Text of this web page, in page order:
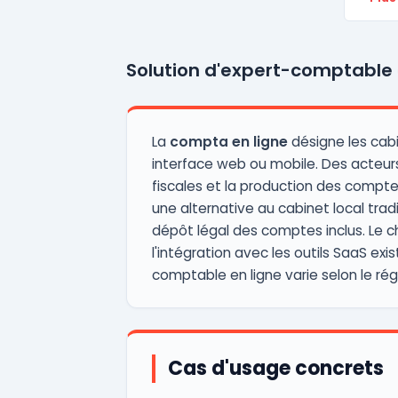
Solution d'expert-comptable
La compta en lignedésigne les
interface web ou mobile. Des
fiscales et la production des
une alternative au cabinet local
dépôt légal des comptes inclus. Le
l'intégration avec les outils SaaS
comptable en ligne varie selon le
Cas d'usage concrets